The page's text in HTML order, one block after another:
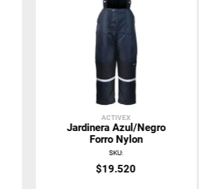
ACTIVEX
Jardinera Azul/Negro
Forro Nylon
SKU:
$19.520